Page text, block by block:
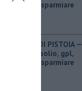
ecco dove risparmiare
PROVINCIA DI PISTOIA — ​
Benzina, gasolio, gpl,
ecco dove risparmiare